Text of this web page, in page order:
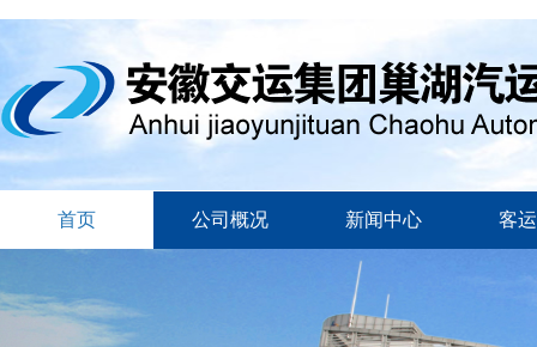
首页 公司概况 新闻中心 客